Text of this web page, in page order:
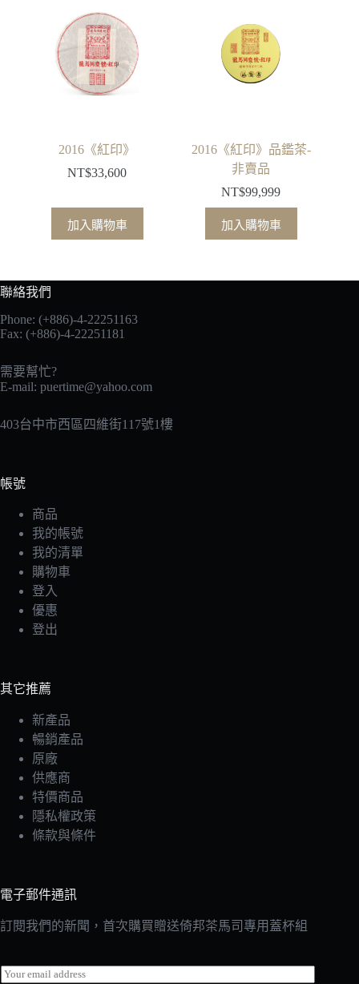
2016《紅印》
NT$33,600
加入購物車
2016《紅印》品鑑茶-
非賣品
NT$99,999
加入購物車
聯絡我們
Phone: (+886)-4-22251163
Fax: (+886)-4-22251181
需要幫忙?
E-mail: puertime@yahoo.com
403台中市西區四維街117號1樓
帳號
商品
我的帳號
我的清單
購物車
登入
優惠
登出
其它推薦
新產品
暢銷產品
原廠
供應商
特價商品
隱私權政策
條款與條件
電子郵件通訊
訂閱我們的新聞，首次購買贈送倚邦茶馬司專用蓋杯組
E